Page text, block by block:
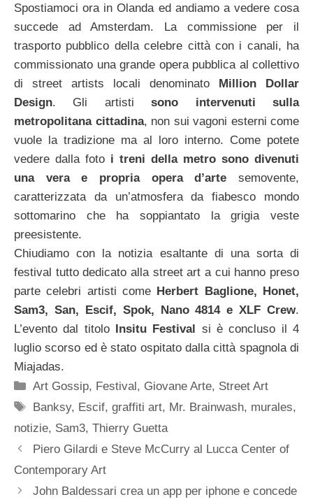
Spostiamoci ora in Olanda ed andiamo a vedere cosa
succede ad Amsterdam. La commissione per il
trasporto pubblico della celebre città con i canali, ha
commissionato una grande opera pubblica al collettivo
di street artists locali denominato Million Dollar
Design. Gli artistisono intervenuti sulla
metropolitana cittadina, non sui vagoni esterni come
vuole la tradizione ma al loro interno. Come potete
vedere dalla foto i treni della metro sono divenuti
una vera e propria opera d’arte semovente,
caratterizzata da un’atmosfera da fiabesco mondo
sottomarino che ha soppiantato la grigia veste
preesistente.
Chiudiamo con la notizia esaltante di una sorta di
festival tutto dedicato alla street art a cui hanno preso
parte celebri artisti come Herbert Baglione, Honet,
Sam3, San, Escif, Spok, Nano 4814 e XLF Crew.
L’evento dal titolo Insitu Festival si è concluso il 4
luglio scorso ed è stato ospitato dalla città spagnola di
Miajadas.
Categorie
Art Gossip, Festival, Giovane Arte, Street Art
Tag
Banksy, Escif,graffiti art, Mr. Brainwash, murales,
notizie, Sam3, Thierry Guetta
Piero Gilardi e Steve McCurry al Lucca Center of
Contemporary Art
John Baldessari crea un app per iphone e concede